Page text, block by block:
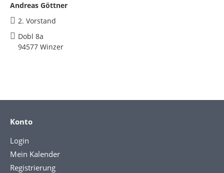
Andreas Göttner
2. Vorstand
Dobl 8a
94577 Winzer
Konto
Login
Mein Kalender
Registrierung